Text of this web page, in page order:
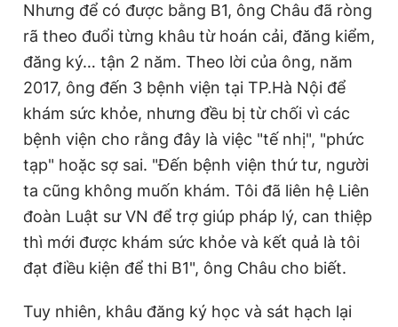
Nhưng để có được bằng B1, ông Châu đã ròng
rã theo đuổi từng khâu từ hoán cải, đăng kiểm,
đăng ký… tận 2 năm. Theo lời của ông, năm
2017, ông đến 3 bệnh viện tại TP.Hà Nội để
khám sức khỏe, nhưng đều bị từ chối vì các
bệnh viện cho rằng đây là việc "tế nhị", "phức
tạp" hoặc sợ sai. "Đến bệnh viện thứ tư, người
ta cũng không muốn khám. Tôi đã liên hệ Liên
đoàn Luật sư VN để trợ giúp pháp lý, can thiệp
thì mới được khám sức khỏe và kết quả là tôi
đạt điều kiện để thi B1", ông Châu cho biết.
Tuy nhiên, khâu đăng ký học và sát hạch lại